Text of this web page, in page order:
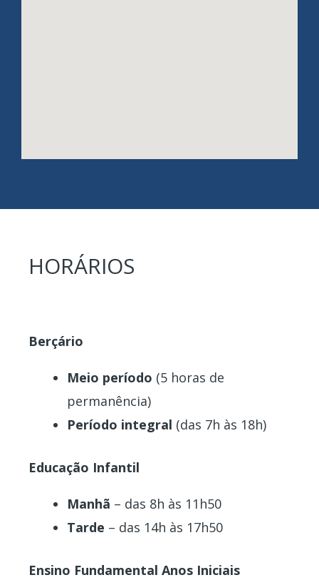
HORÁRIOS
Berçário
Meio período (5 horas de
permanência)
Período integral (das 7h às 18h)
Educação Infantil
Manhã – das 8h às 11h50
Tarde – das 14h às 17h50
Ensino Fundamental Anos Iniciais